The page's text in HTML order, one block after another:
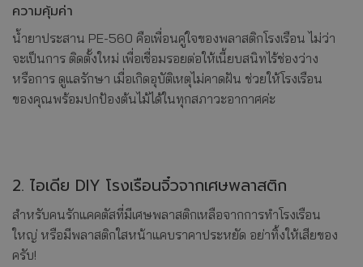
ความคุ้มค่า
น้ำยาประสาน PE-560 คือเพื่อนคู่ใจของพลาสติกโรงเรือน ไม่ว่า
จะเป็นการ ติดตั้งใหม่ เพื่อเชื่อมรอยต่อให้เนี้ยบสนิทไร้ช่องว่าง
หรือการ ดูแลรักษา เมื่อเกิดอุบัติเหตุไม่คาดฝัน ช่วยให้โรงเรือน
ของคุณพร้อมปกป้องต้นไม้ได้ในทุกสภาวะอากาศค่ะ
2. ไอเดีย DIY โรงเรือนจิ๋วจากเศษพลาสติก
สำหรับคนรักแคคตัสที่มีเศษพลาสติกเหลือจากการทำโรงเรือน
ใหญ่ หรือมีพลาสติกใสหน้าแคบราคาประหยัด อย่าทิ้งให้เสียของ
ครับ!